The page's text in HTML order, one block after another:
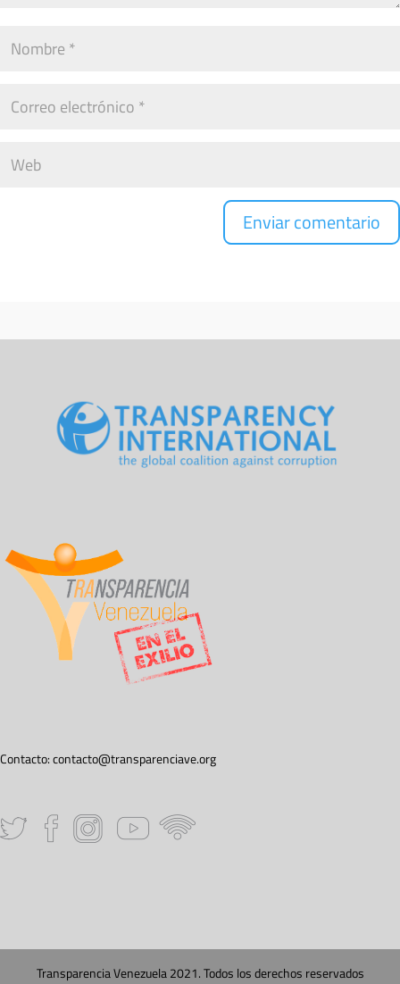
Contacto:contacto@transparenciave.org
Transparencia Venezuela 2021. Todos los derechos reservados